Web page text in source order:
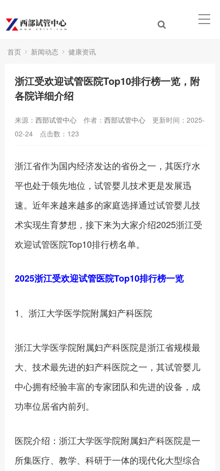
首页 新闻动态 健康资讯
浙江受欢迎试管医院Top10排行榜一览，附
各院详细介绍
来源： 西部试管中心 作者： 西部试管中心
更新时间：2025-
02-24
点击数： 123
浙江省作为国内经济发达的省份之一，其医疗水
平也处于领先地位，试管婴儿技术更是发展迅
速。近年来越来越多的家庭选择通过试管婴儿技
术实现生育梦想，接下来为大家介绍2025浙江受
欢迎试管医院Top10排行榜名单。
2025浙江受欢迎试管医院Top10排行榜一览
1、浙江大学医学院附属妇产科医院
浙江大学医学院附属妇产科医院是浙江省规模最
大、技术最先进的妇产科医院之一，其试管婴儿
中心拥有经验丰富的专家团队和先进的设备，成
功率位居省内前列。
医院介绍：浙江大学医学院附属妇产科医院是一
所集医疗、教学、科研于一体的现代化大型综合